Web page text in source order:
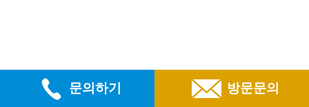
문의하기 방문문의